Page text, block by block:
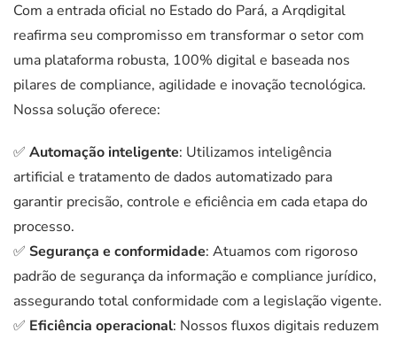
Com a entrada oficial no Estado do Pará, a Arqdigital
reafirma seu compromisso em transformar o setor com
uma plataforma robusta, 100% digital e baseada nos
pilares de compliance, agilidade e inovação tecnológica.
Nossa solução oferece:
✅ Automação inteligente: Utilizamos inteligência
artificial e tratamento de dados automatizado para
garantir precisão, controle e eficiência em cada etapa do
processo.
✅ Segurança e conformidade: Atuamos com rigoroso
padrão de segurança da informação e compliance jurídico,
assegurando total conformidade com a legislação vigente.
✅ Eficiência operacional: Nossos fluxos digitais reduzem